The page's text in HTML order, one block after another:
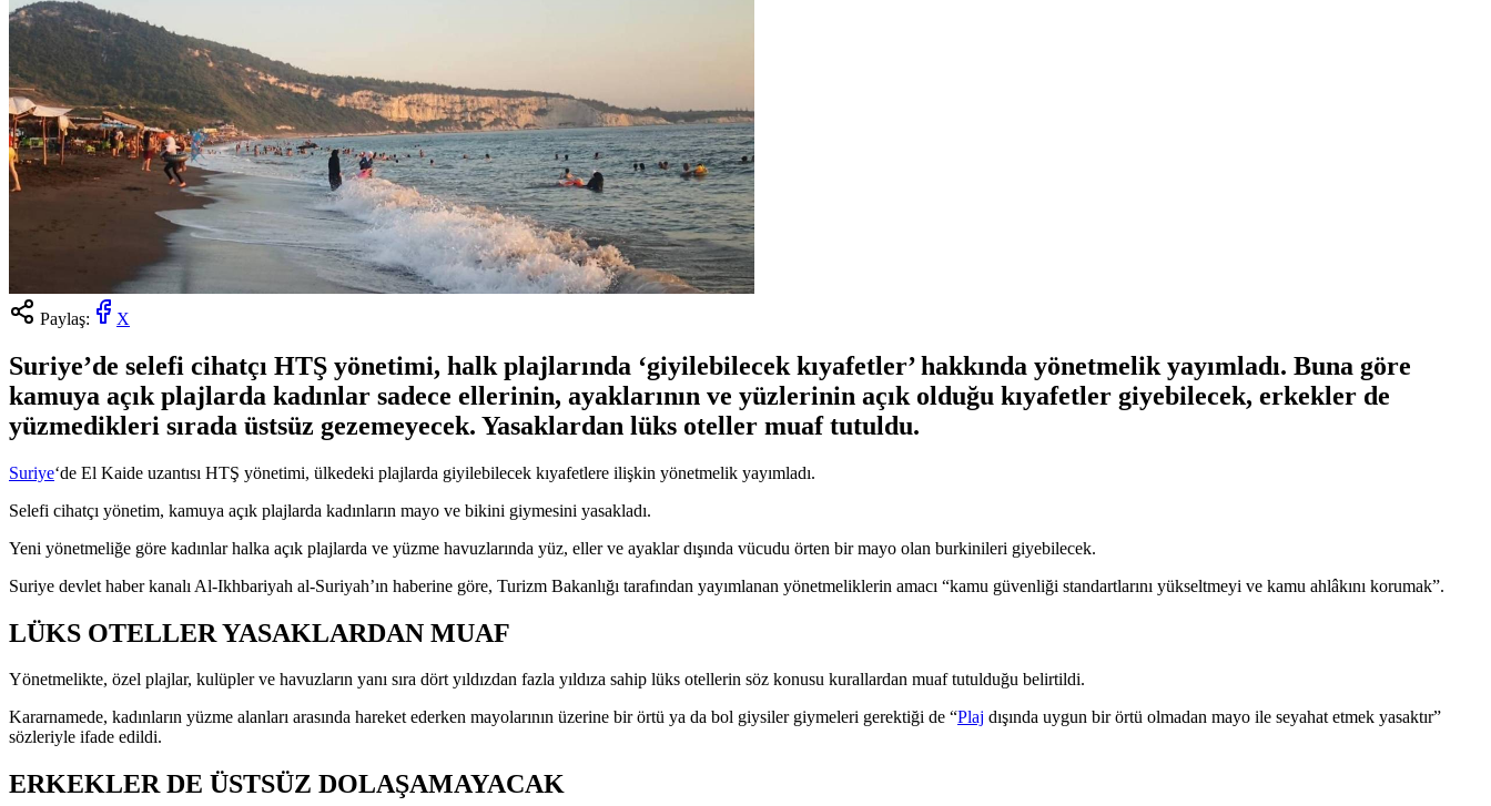
Paylaş: X
Suriye’de selefi cihatçı HTŞ yönetimi, halk plajlarında ‘giyilebilecek kıyafetler’ hakkında yönetmelik yayımladı. Buna göre
kamuya açık plajlarda kadınlar sadece ellerinin, ayaklarının ve yüzlerinin açık olduğu kıyafetler giyebilecek, erkekler de
yüzmedikleri sırada üstsüz gezemeyecek. Yasaklardan lüks oteller muaf tutuldu.
Suriye‘de El Kaide uzantısı HTŞ yönetimi, ülkedeki plajlarda giyilebilecek kıyafetlere ilişkin yönetmelik yayımladı.
Selefi cihatçı yönetim, kamuya açık plajlarda kadınların mayo ve bikini giymesini yasakladı.
Yeni yönetmeliğe göre kadınlar halka açık plajlarda ve yüzme havuzlarında yüz, eller ve ayaklar dışında vücudu örten bir mayo olan burkinileri giyebilecek.
Suriye devlet haber kanalı Al-Ikhbariyah al-Suriyah’ın haberine göre, Turizm Bakanlığı tarafından yayımlanan yönetmeliklerin amacı “kamu güvenliği standartlarını yükseltmeyi ve kamu ahlâkını korumak”.
LÜKS OTELLER YASAKLARDAN MUAF
Yönetmelikte, özel plajlar, kulüpler ve havuzların yanı sıra dört yıldızdan fazla yıldıza sahip lüks otellerin söz konusu kurallardan muaf tutulduğu belirtildi.
Kararnamede, kadınların yüzme alanları arasında hareket ederken mayolarının üzerine bir örtü ya da bol giysiler giymeleri gerektiği de “Plaj dışında uygun bir örtü olmadan mayo ile seyahat etmek yasaktır”
sözleriyle ifade edildi.
ERKEKLER DE ÜSTSÜZ DOLAŞAMAYACAK